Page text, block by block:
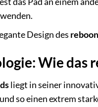
Design des
Wie das
liegt in seiner
so einen extrem